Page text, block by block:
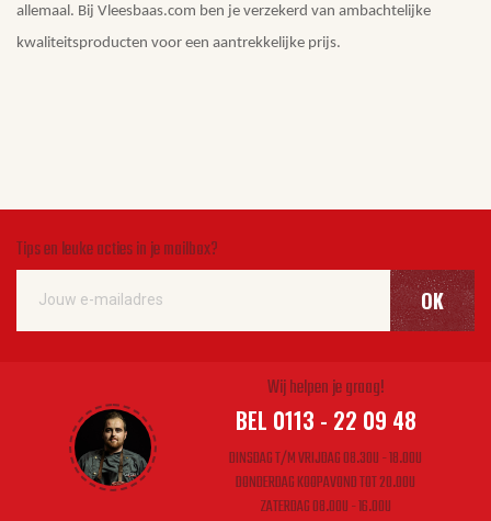
allemaal. Bij Vleesbaas.com ben je verzekerd van ambachtelijke
kwaliteitsproducten voor een aantrekkelijke prijs.
Tips en leuke acties in je mailbox?
OK
Wij helpen je graag!
BEL 0113 - 22 09 48
DINSDAG T/M VRIJDAG 08.30U - 18.00U
DONDERDAG KOOPAVOND TOT 20.00U
ZATERDAG 08.00U - 16.00U